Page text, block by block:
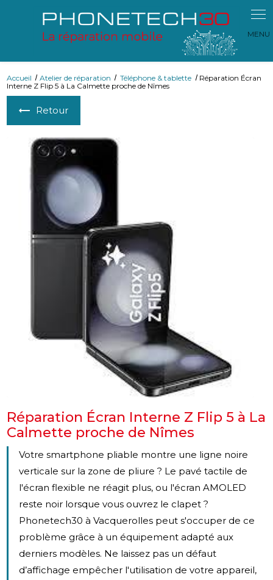
Accueil Atelier de réparation Téléphone & tablette
Réparation Écran
Interne Z Flip 5 à La Calmette proche de Nîmes
Retour
Réparation Écran Interne Z Flip 5 à La
Calmette proche de Nîmes
Votre smartphone pliable montre une ligne noire
verticale sur la zone de pliure ? Le pavé tactile de
l'écran flexible ne réagit plus, ou l'écran AMOLED
reste noir lorsque vous ouvrez le clapet ?
Phonetech30 à Vacquerolles peut s'occuper de ce
problème grâce à un équipement adapté aux
derniers modèles. Ne laissez pas un défaut
d’affichage empêcher l'utilisation de votre appareil,